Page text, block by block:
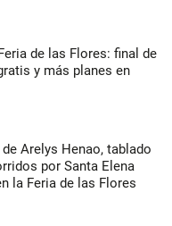
de las Flores: final de
y más planes en
Arelys Henao, tablado
por Santa Elena
la Feria de las Flores